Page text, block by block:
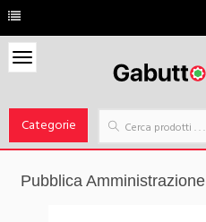
Categorie
Pubblica Amministrazione